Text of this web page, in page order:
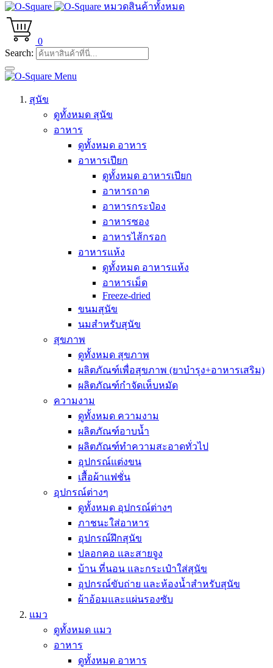
หมวดสินค้าทั้งหมด
0
Search:
Menu
สุนัข
ดูทั้งหมด สุนัข
อาหาร
ดูทั้งหมด อาหาร
อาหารเปียก
ดูทั้งหมด อาหารเปียก
อาหารถาด
อาหารกระป๋อง
อาหารซอง
อาหารไส้กรอก
อาหารแห้ง
ดูทั้งหมด อาหารแห้ง
อาหารเม็ด
Freeze-dried
ขนมสุนัข
นมสำหรับสุนัข
สุขภาพ
ดูทั้งหมด สุขภาพ
ผลิตภัณฑ์เพื่อสุขภาพ (ยาบำรุง+อาหารเสริม)
ผลิตภัณฑ์กำจัดเห็บหมัด
ความงาม
ดูทั้งหมด ความงาม
ผลิตภัณฑ์อาบน้ำ
ผลิตภัณฑ์ทำความสะอาดทั่วไป
อุปกรณ์แต่งขน
เสื้อผ้าแฟชั่น
อุปกรณ์ต่างๆ
ดูทั้งหมด อุปกรณ์ต่างๆ
ภาชนะใส่อาหาร
อุปกรณ์ฝึกสุนัข
ปลอกคอ และสายจูง
บ้าน ที่นอน และกระเป๋าใส่สุนัข
อุปกรณ์ขับถ่าย และห้องน้ำสำหรับสุนัข
ผ้าอ้อมและแผ่นรองซับ
แมว
ดูทั้งหมด แมว
อาหาร
ดูทั้งหมด อาหาร